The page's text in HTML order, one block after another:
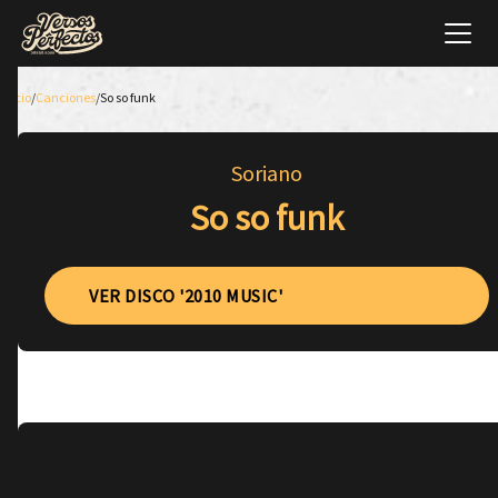
Inicio/Canciones/So so funk
Soriano
So so funk
VER DISCO '2010 MUSIC'